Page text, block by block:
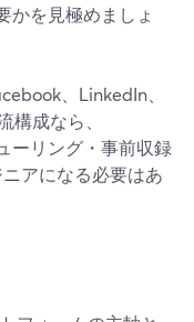
かを見極めましょ
、LinkedIn、
成なら、
ーリング・事前収録
アになる必要はあ